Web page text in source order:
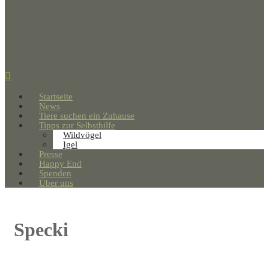
Startseite
News
Tiere suchen ein Zuhause
Tipps zur Selbsthilfe
Wildvögel
Igel
Presse
Happy End
Spenden
Über uns
Specki